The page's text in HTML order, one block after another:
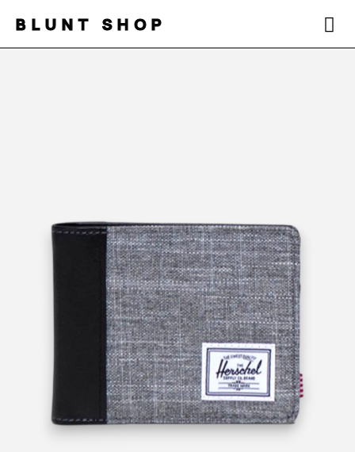
BLUNT SHOP